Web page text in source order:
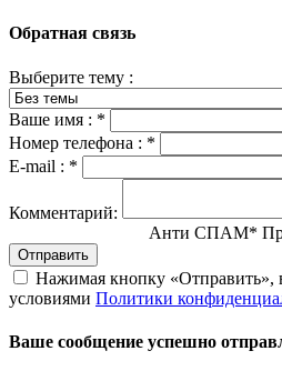
Обратная связь
Выберите тему :
Ваше имя : *
Номер телефона : *
E-mail : *
Комментарий:
Анти СПАМ*
Отправить
Нажимая кнопку «Отправить»,
условиями Политики
Ваше сообщение успешно